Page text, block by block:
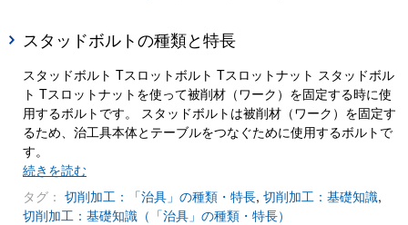
スタッドボルトの種類と特長
スタッドボルト Tスロットボルト Tスロットナット スタッドボル
ト Tスロットナットを使って被削材（ワーク）を固定する時に使
用するボルトです。 スタッドボルトは被削材（ワーク）を固定す
るため、治工具本体とテーブルをつなぐために使用するボルトで
す。
続きを読む
タグ： 切削加工：「治具」の種類・特長, 切削加工：基礎知識,
切削加工：基礎知識（「治具」の種類・特長）